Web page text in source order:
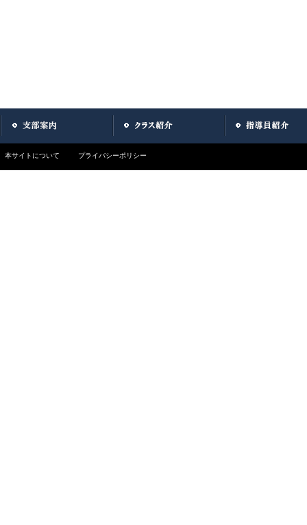
本サイトについて プライバシーポリシー